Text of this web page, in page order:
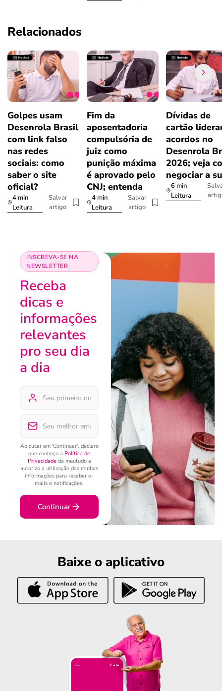
Relacionados
Golpes usam
Desenrola Brasil
com link falso
nas redes
sociais: como
saber o site
oficial?
4 min
Leitura
Salvar
artigo
Fim da
aposentadoria
compulsória de
juiz como
punição máxima
é aprovado pelo
CNJ; entenda
4 min
Leitura
Salvar
artigo
Dívidas de
cartão
acordos no
Desenrola
2026; veja
negociar a
6 min
Leitura
INSCREVA-SE NA
NEWSLETTER
Receba
dicas e
informações
relevantes
pro seu dia
a dia
Ao clicar em 'Continuar', declaro
que conheço a Política de
Privacidadeda meutudo e
autorizo a utilização das minhas
informações para receber e-
mails e notificações.
Continuar
Baixe o aplicativo